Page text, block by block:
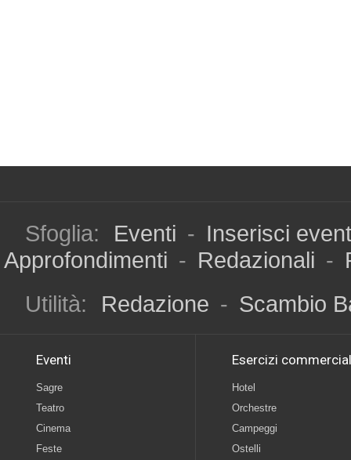
Sfoglia: Eventi - Inserisci
Approfondimenti - Redazionali -
Utilità:
Redazione - Scambio
Eventi
Sagre
Teatro
Cinema
Feste
Esercizi
Hotel
Orchestre
Campeggi
Ostelli